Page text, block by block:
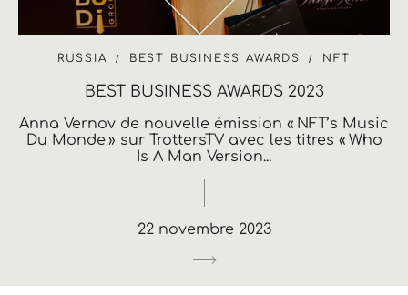
RUSSIA BEST BUSINESS AWARDS NFT
BEST BUSINESS AWARDS 2023
Anna Vernov de nouvelle émission « NFT’s Music
Du Monde » sur TrottersTV avec les titres « Who
Is A Man Version...
22 novembre 2023